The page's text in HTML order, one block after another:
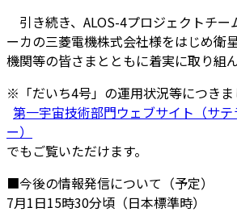
引き続き、ALOS-4プロジェクトチー
ーカの三菱電機株式会社様をはじめ衛
機関等の皆さまとともに着実に取り組
※「だいち4号」の運用状況等につきま
第一宇宙技術部門ウェブサイト（サ
ー）
でもご覧いただけます。
■今後の情報発信について（予定）
7月1日15時30分頃（日本標準時）